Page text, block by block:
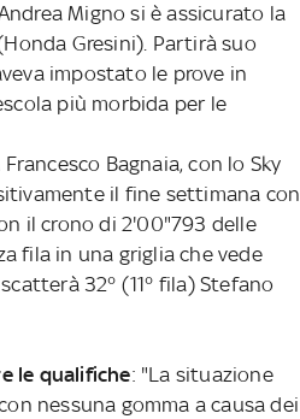
Migno si è assicurato la
Gresini). Partirà suo
impostato le prove in
più morbida per le
Bagnaia, con lo Sky
il fine settimana con
il crono di 2'00"793 delle
fila in una griglia che vede
32° (11° fila) Stefano
le qualifiche: "La situazione
nessuna gomma a causa dei